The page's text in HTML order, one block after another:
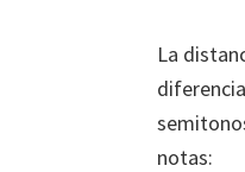
La
notas: